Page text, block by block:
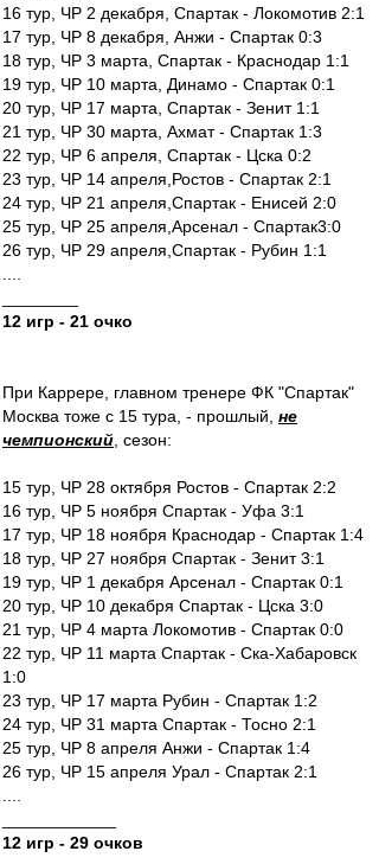
16 тур, ЧР 2 декабря, Спартак - Локомотив 2:1
17 тур, ЧР 8 декабря, Анжи - Спартак 0:3
18 тур, ЧР 3 марта, Спартак - Краснодар 1:1
19 тур, ЧР 10 марта, Динамо - Спартак 0:1
20 тур, ЧР 17 марта, Спартак - Зенит 1:1
21 тур, ЧР 30 марта, Ахмат - Спартак 1:3
22 тур, ЧР 6 апреля, Спартак - Цска 0:2
23 тур, ЧР 14 апреля,Ростов - Спартак 2:1
24 тур, ЧР 21 апреля,Спартак - Енисей 2:0
25 тур, ЧР 25 апреля,Арсенал - Спартак3:0
26 тур, ЧР 29 апреля,Спартак - Рубин 1:1
12 игр - 21 очко
При Каррере, главном тренере ФК "Спартак"
Москва тоже с 15 тура, - прошлый, не
чемпионский , сезон:
15 тур, ЧР 28 октября Ростов - Спартак 2:2
16 тур, ЧР 5 ноября Спартак - Уфа 3:1
17 тур, ЧР 18 ноября Краснодар - Спартак 1:4
18 тур, ЧР 27 ноября Спартак - Зенит 3:1
19 тур, ЧР 1 декабря Арсенал - Спартак 0:1
20 тур, ЧР 10 декабря Спартак - Цска 3:0
21 тур, ЧР 4 марта Локомотив - Спартак 0:0
22 тур, ЧР 11 марта Спартак - Ска-Хабаровск
1:0
23 тур, ЧР 17 марта Рубин - Спартак 1:2
24 тур, ЧР 31 марта Спартак - Тосно 2:1
25 тур, ЧР 8 апреля Анжи - Спартак 1:4
26 тур, ЧР 15 апреля Урал - Спартак 2:1
12 игр - 29 очков